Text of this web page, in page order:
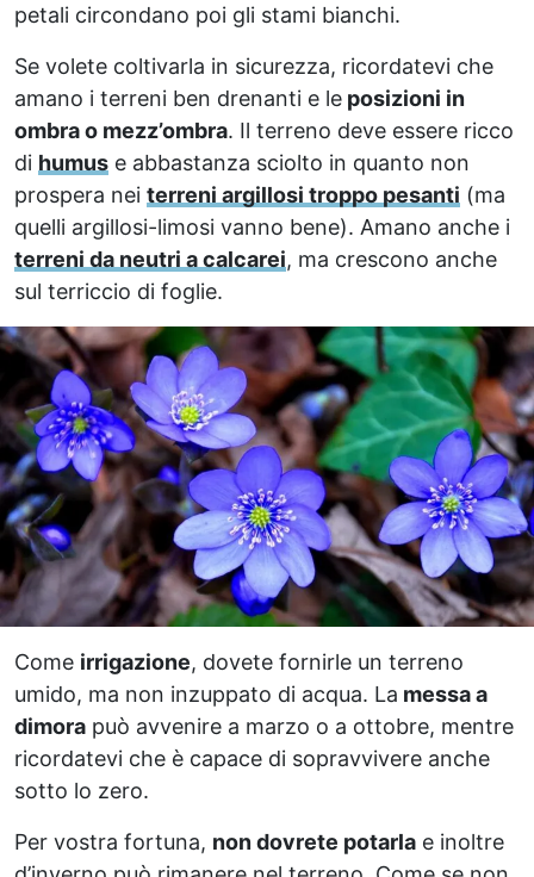
petali circondano poi gli stami bianchi.
Se volete coltivarla in sicurezza, ricordatevi che
amano i terreni ben drenanti e le posizioni in
ombra o mezz’ombra. Il terreno deve essere ricco
di humus e abbastanza sciolto in quanto non
prospera nei terreni argillosi troppo pesanti (ma
quelli argillosi-limosi vanno bene). Amano anche i
terreni da neutri a calcarei, ma crescono anche
sul terriccio di foglie.
Come irrigazione, dovete fornirle un terreno
umido, ma non inzuppato di acqua. La messa a
dimora può avvenire a marzo o a ottobre, mentre
ricordatevi che è capace di sopravvivere anche
sotto lo zero.
Per vostra fortuna, non dovrete potarla e inoltre